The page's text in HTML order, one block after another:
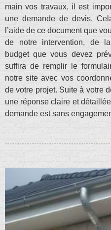
main vos travaux, il est
une demande de devis.
l’aide de ce document que
de notre intervention, de
budget que vous devez
suffira de remplir le
notre site avec vos
de votre projet. Suite à votre
une réponse claire et
demande est sans